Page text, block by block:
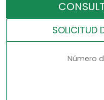
SOLICITUD
Número